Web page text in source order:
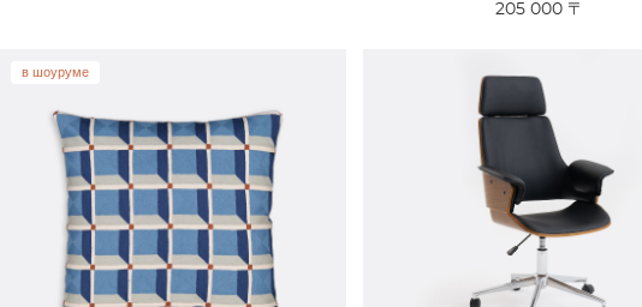
205 000 〒
в шоуруме